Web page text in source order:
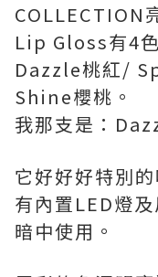
COLLECTION
Lip Gloss有4色
Dazzle桃紅/
Shine櫻桃。
我那支是：
它好好好特別的
有內置LED燈
暗中使用。